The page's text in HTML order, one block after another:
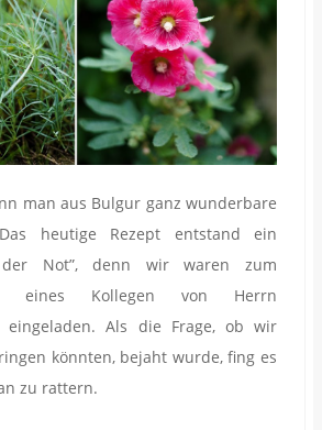
man aus Bulgur ganz wunderbare
heutige Rezept entstand ein
der Not”, denn wir waren zum
eines Kollegen von Herrn
eingeladen. Als die Frage, ob wir
könnten, bejaht wurde, fing es
zu rattern.